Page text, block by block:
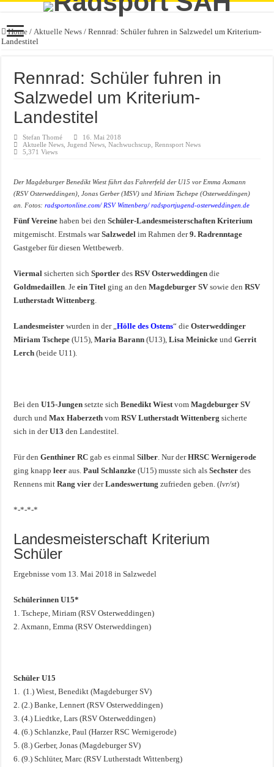
Home / Aktuelle News / Rennrad: Schüler fuhren in Salzwedel um Kriterium-
Landestitel
Rennrad: Schüler fuhren in
Salzwedel um Kriterium-
Landestitel
Stefan Thomé
16. Mai 2018
Aktuelle News ,Jugend News ,Nachwuchscup ,Rennsport News
5,371 Views
Der Magdeburger Benedikt Wiest führt das Fahrerfeld der U15 vor Emma Axmann
(RSV Osterweddingen), Jonas Gerber (MSV) und Miriam Tschepe (Osterweddingen)
an. Fotos:radsportonline.com/ RSV Wittenberg/radsportjugend-osterweddingen.de
Fünf Vereine haben bei denSchüler-Landesmeisterschaften Kriterium
mitgemischt. Erstmals warSalzwedel im Rahmen der9. Radrenntage
Gastgeber für diesen Wettbewerb.
Viermal sicherten sichSportler desRSV Osterweddingen die
Goldmedaillen. Jeein Titel ging an denMagdeburger SVsowie denRSV
Lutherstadt Wittenberg.
Landesmeister wurden in der „Hölle des Ostens“ dieOsterweddinger
Miriam Tschepe (U15),Maria Barann (U13),Lisa Meinicke undGerrit
Lerch (beide U11).
Bei denU15-Jungen setzte sichBenedikt WiestvomMagdeburger SV
durch undMax Haberzeth vomRSV Lutherstadt Wittenberg sicherte
sich in derU13 den Landestitel.
Für denGenthiner RC gab es einmalSilber. Nur derHRSC Wernigerode
ging knappleer aus.Paul Schlanzke (U15) musste sich alsSechster des
Rennens mitRang vier derLandeswertung zufrieden geben. (lvr/st)
*-*-*-*
Landesmeisterschaft Kriterium
Schüler
Ergebnisse vom 13. Mai 2018 in Salzwedel
Schülerinnen U15*
1. Tschepe, Miriam (RSV Osterweddingen)
2. Axmann, Emma (RSV Osterweddingen)
Schüler U15
1. (1.) Wiest, Benedikt (Magdeburger SV)
2. (2.) Banke, Lennert (RSV Osterweddingen)
3. (4.) Liedtke, Lars (RSV Osterweddingen)
4. (6.) Schlanzke, Paul (Harzer RSC Wernigerode)
5. (8.) Gerber, Jonas (Magdeburger SV)
6. (9.) Schlüter, Marc (RSV Lutherstadt Wittenberg)